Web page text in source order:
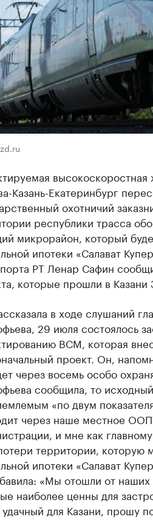
Казань-Екатеринбург
охотничий
республики трасса
микрорайон, который
ипотеки «Салават
РТ Ленар Сафин
которые прошли в Казани
в ходе слушаний
29 июля состоялось
ВСМ, которая
проект. Он,
через восемь особо
сообщила, то
«по двум
через наше местное
и мне как
территории, которую
ипотеки «Салават
«Мы отошли от
наиболее ценны для
для Казани, прошу